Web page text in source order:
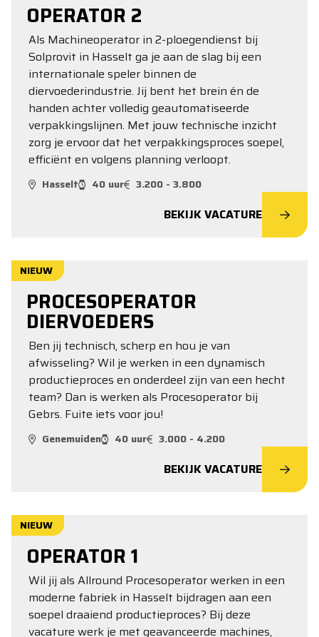
OPERATOR 2
Als Machineoperator in 2-ploegendienst bij
Solprovit in Hasselt ga je aan de slag bij een
internationale speler binnen de
diervoederindustrie. Jij bent het brein én de
handen achter volledig geautomatiseerde
verpakkingslijnen. Met jouw technische inzicht
zorg je ervoor dat het verpakkingsproces soepel,
efficiënt en volgens planning verloopt.
Hasselt 40 uur 3.200 - 3.800
BEKIJK VACATURE
NIEUW
PROCESOPERATOR
DIERVOEDERS
Ben jij technisch, scherp en hou je van
afwisseling? Wil je werken in een dynamisch
productieproces en onderdeel zijn van een hecht
team? Dan is werken als Procesoperator bij
Gebrs. Fuite iets voor jou!
Genemuiden 40 uur 3.000 - 4.200
BEKIJK VACATURE
NIEUW
OPERATOR 1
Wil jij als Allround Procesoperator werken in een
moderne fabriek in Hasselt bijdragen aan een
soepel draaiend productieproces? Bij deze
vacature werk je met geavanceerde machines,